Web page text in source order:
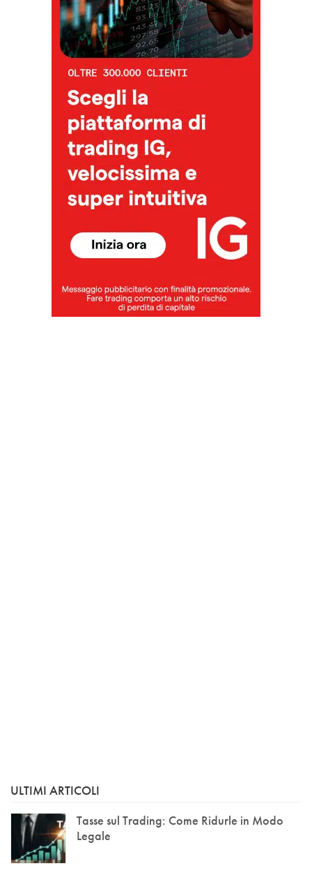
ULTIMI ARTICOLI
Tasse sul Trading: Come Ridurle in Modo
Legale